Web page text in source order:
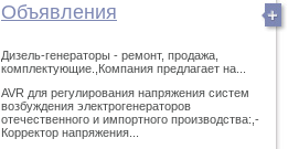
Объявления
Дизель-генераторы - ремонт, продажа,
комплектующие.,Компания предлагает на...
AVR для регулирования напряжения систем
возбуждения электрогенераторов
отечественного и импортного производства:,-
Корректор напряжения...